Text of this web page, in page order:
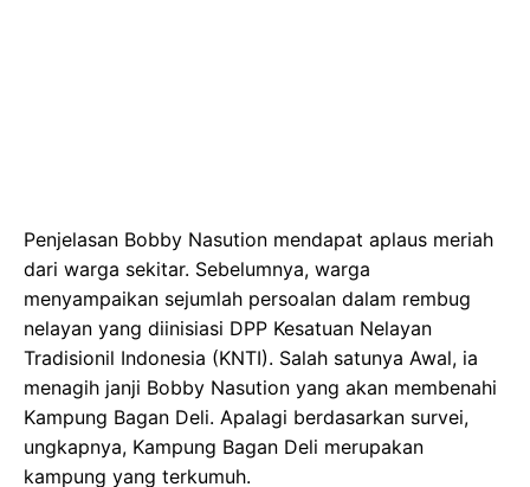
Penjelasan Bobby Nasution mendapat aplaus meriah
dari warga sekitar. Sebelumnya, warga
menyampaikan sejumlah persoalan dalam rembug
nelayan yang diinisiasi DPP Kesatuan Nelayan
Tradisionil Indonesia (KNTI). Salah satunya Awal, ia
menagih janji Bobby Nasution yang akan membenahi
Kampung Bagan Deli. Apalagi berdasarkan survei,
ungkapnya, Kampung Bagan Deli merupakan
kampung yang terkumuh.